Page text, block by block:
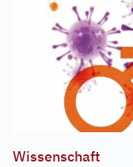
Wissenschaft